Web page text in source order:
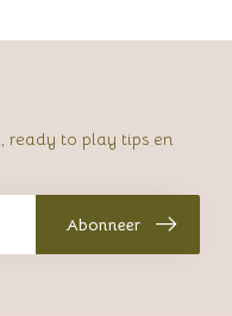
ready to play tips en
Abonneer